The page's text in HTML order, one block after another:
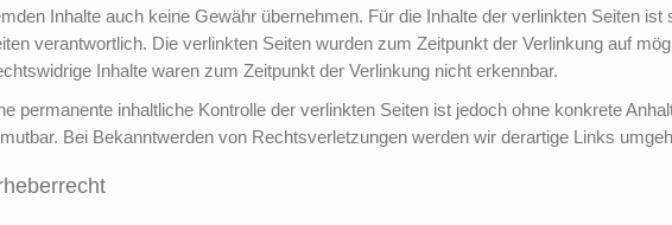
Inhalte auch keine Gewähr übernehmen. Für die Inhalte der verlinkten Seiten
verantwortlich. Die verlinkten Seiten wurden zum Zeitpunkt der Verlinkung auf
Inhalte waren zum Zeitpunkt der Verlinkung nicht erkennbar.
permanente inhaltliche Kontrolle der verlinkten Seiten ist jedoch ohne konkrete
Bei Bekanntwerden von Rechtsverletzungen werden wir derartige Links